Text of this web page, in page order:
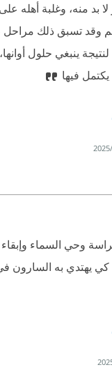
بد منه، وغلبة أهله
وقد تسبق ذلك مراحل
ينبغي حلول
فيها
وحي السماء وإبقاء
كي يهتدي به السارون